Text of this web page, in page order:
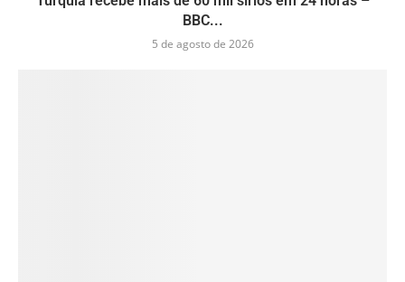
BBC...
5 de agosto de 2026